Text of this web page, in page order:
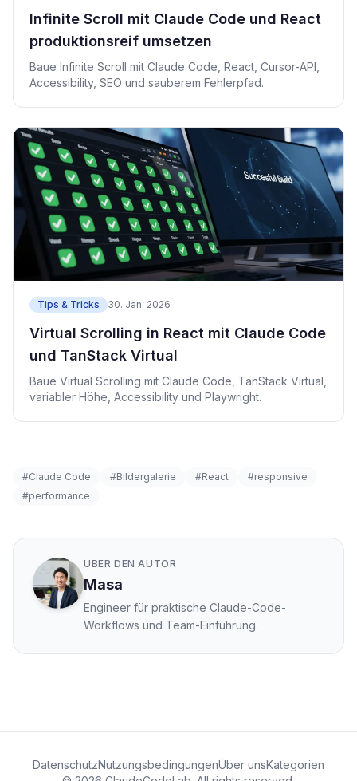
Infinite Scroll mit Claude Code und React
produktionsreif umsetzen
Baue Infinite Scroll mit Claude Code, React, Cursor-API,
Accessibility, SEO und sauberem Fehlerpfad.
Tips & Tricks 30. Jan. 2026
Virtual Scrolling in React mit Claude Code
und TanStack Virtual
Baue Virtual Scrolling mit Claude Code, TanStack Virtual,
variabler Höhe, Accessibility und Playwright.
#Claude Code #Bildergalerie #React
#responsive
#performance
ÜBER DEN AUTOR
Masa
Engineer für praktische Claude-Code-
Workflows und Team-Einführung.
DatenschutzNutzungsbedingungenÜber unsKategorien